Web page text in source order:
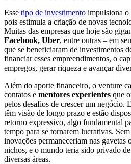
Esse tipo de investimento impulsiona o
pois estimula a criação de novas
Muitas das empresas que hoje são
Facebook, Uber, entre outras – em
que se beneficiaram de investimentos
financiar esses empreendimentos, o
empregos, gerar riqueza e avançar
Além do aporte financeiro, o venture
contatos e mentores experientes que
pelos desafios de crescer um negócio.
têm visão de longo prazo e estão
retorno expressivo, algo fundamental
tempo para se tornarem lucrativas.
inovações permaneceriam nas gavetas
nichos, e o mundo teria sido privado
diversas áreas.